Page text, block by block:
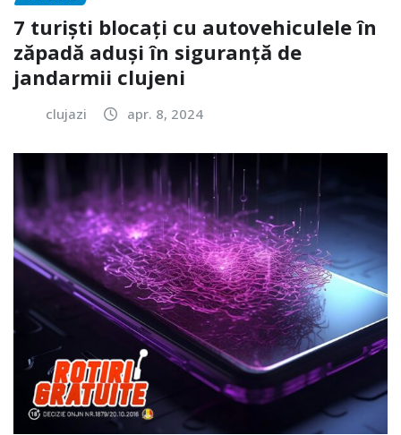
7 turiști blocați cu autovehiculele în
zăpadă aduși în siguranță de
jandarmii clujeni
clujazi apr. 8, 2024